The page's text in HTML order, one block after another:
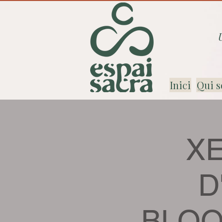
Inici Qui